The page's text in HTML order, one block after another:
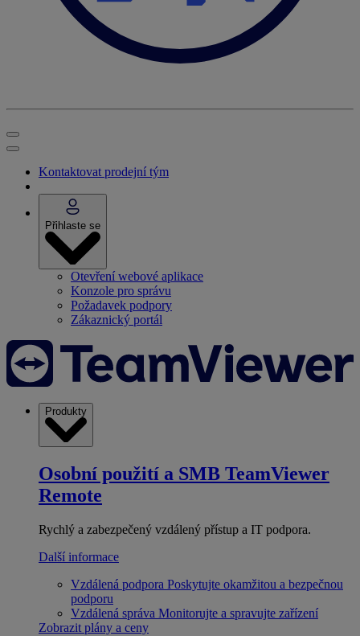
Kontaktovat prodejní tým
Přihlaste se
Otevření webové aplikace
Konzole pro správu
Požadavek podpory
Zákaznický portál
Produkty
Osobní použití a SMB TeamViewer
Remote
Rychlý a zabezpečený vzdálený přístup a IT podpora.
Další informace
Vzdálená podpora Poskytujte okamžitou a bezpečnou
podporu
Vzdálená správa Monitorujte a spravujte zařízení
Zobrazit plány a ceny